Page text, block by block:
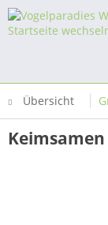
Übersicht